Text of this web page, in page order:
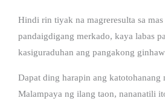
Hindi rin tiyak na magreresulta sa
pandaigdigang merkado, kaya labas
kasiguraduhan ang pangakong
Dapat ding harapin ang katotohanang
Malampaya ng ilang taon, nananatili